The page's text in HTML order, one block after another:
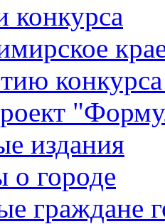
конкурса
издания
городе
граждане